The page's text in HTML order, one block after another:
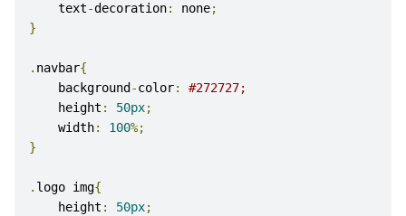
    text
-decoration: none;
}
. navbar{
    background
-color:
#272727;
    height
: 50px;
    width
: 100%;
}
. logo img{
    height
: 50px;